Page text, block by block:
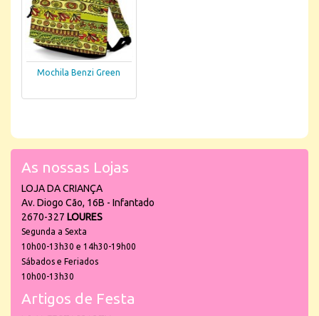
Mochila Benzi Green
As nossas Lojas
LOJA DA CRIANÇA
Av. Diogo Cão, 16B - Infantado
2670-327 LOURES
Segunda a Sexta
10h00-13h30 e 14h30-19h00
Sábados e Feriados
10h00-13h30
Artigos de Festa